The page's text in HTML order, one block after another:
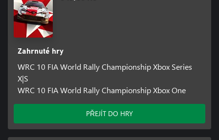
Zahrnuté hry
WRC 10 FIA World Rally Championship Xbox Series
X|S
WRC 10 FIA World Rally Championship Xbox One
PŘEJÍT DO HRY